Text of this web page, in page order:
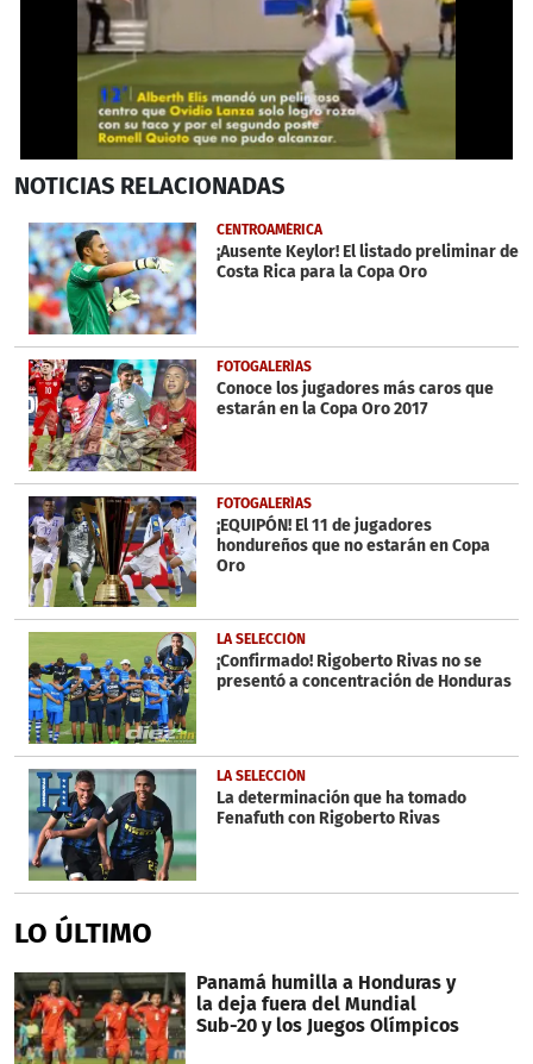
seconds
1
minute,
24
seconds
NOTICIAS RELACIONADAS
CENTROAMÉRICA
¡Ausente Keylor! El listado preliminar de
Costa Rica para la Copa Oro
FOTOGALERÍAS
Conoce los jugadores más caros que
estarán en la Copa Oro 2017
FOTOGALERÍAS
¡EQUIPÓN! El 11 de jugadores
hondureños que no estarán en Copa
Oro
LA SELECCIÓN
¡Confirmado! Rigoberto Rivas no se
presentó a concentración de Honduras
LA SELECCIÓN
La determinación que ha tomado
Fenafuth con Rigoberto Rivas
LO ÚLTIMO
Panamá humilla a Honduras y
la deja fuera del Mundial
Sub-20 y los Juegos Olímpicos